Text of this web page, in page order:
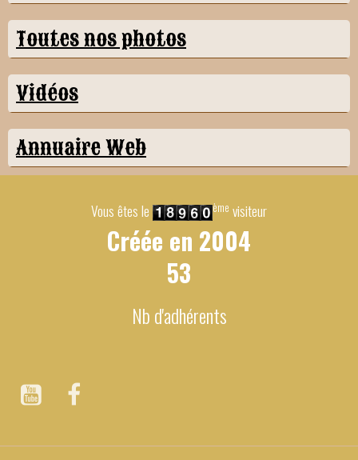
Toutes nos photos
Vidéos
Annuaire Web
Vous êtes le ème visiteur
Créée en 2004
53
Nb d'adhérents